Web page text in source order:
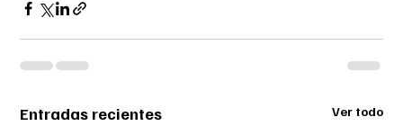
Entradas recientes Ver todo